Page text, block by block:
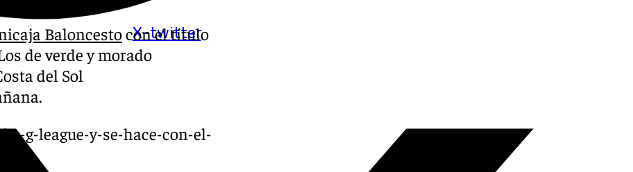
X-twitter
Baloncestocon el título
de verde y morado
del Sol
g-league-y-se-hace-con-el-